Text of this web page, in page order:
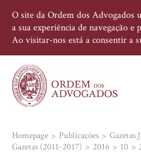
O site da Ordem dos Advogados
a sua experiência de navegação e
Ao visitar-nos está a consentir a
Homepage Publicações
Gazetas
Gazetas (2011-2017)
2016 10